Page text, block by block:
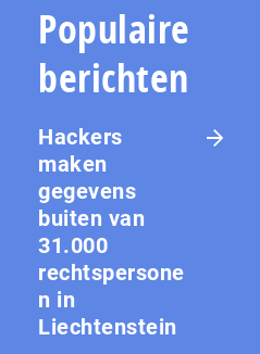
Populaire
berichten
Hackers
maken
gegevens
buiten van
31.000
rechtspersone
n in
Liechtenstein